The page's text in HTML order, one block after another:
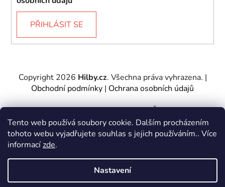
Tento web používá soubory cookie. Dalším procházením
tohoto webu vyjadřujete souhlas s jejich používáním.. Více
informacízde.
Nastavení
PŘIHLÁSIT SE
Vytvořil Shoptet&PekneWeby
Copyright 2026 Hilby.cz. Všechna práva vyhrazena. |
Obchodní podmínky | Ochrana osobních údajů
Provozovatel e-shopu: Hilby CZ s.r.o., IČ: 27467317, se
sídlem Soukenická 2082/7,11000 Praha 1 – Nové
Město.
Společnost je zapsána u Městského soudu v Praze -